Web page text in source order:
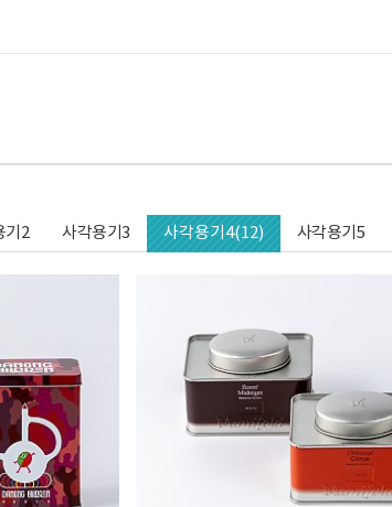
기2 사각용기3 사각용기4(12) 사각용기5